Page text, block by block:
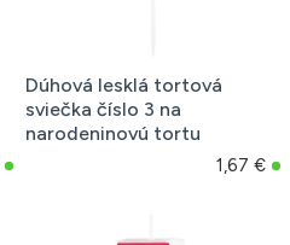
Dúhová lesklá tortová
sviečka číslo 3 na
narodeninovú tortu
1,67 €